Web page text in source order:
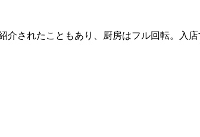
されたこともあり、厨房はフル回転。入